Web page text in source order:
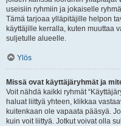
useisiin ryhmiin ja jokaiselle
Tämä tarjoaa ylläpitäjille helpon
käyttäjille kerralla, kuten muuttaa
suljetulle alueelle.
Ylös
Missä ovat käyttäjäryhmät ja
Voit nähdä kaikki ryhmät
haluat liittyä yhteen, klikkaa
kuitenkaan ole vapaata pääsyä.
kuin voit liittyä. Jotkut voivat olla